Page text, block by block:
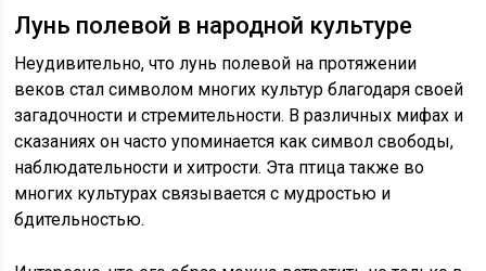
Лунь полевой в народной культуре
Неудивительно, что лунь полевой на протяжении
веков стал символом многих культур благодаря своей
загадочности и стремительности. В различных мифах и
сказаниях он часто упоминается как символ свободы,
наблюдательности и хитрости. Эта птица также во
многих культурах связывается с мудростью и
бдительностью.